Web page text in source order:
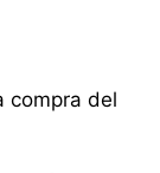
compra del